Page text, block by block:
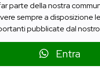
parte della nostra
sempre a disposizione
pubblicate dal
Entra